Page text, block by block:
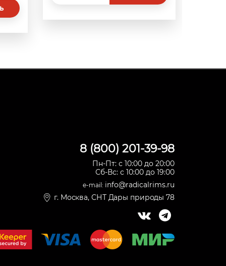
8 (800) 201-39-98
Пн-Пт: с 10:00 до 20:00
Сб-Вс: с 10:00 до 19:00
e-mail: info@radicalrims.ru
г. Москва, СНТ Дары природы 78